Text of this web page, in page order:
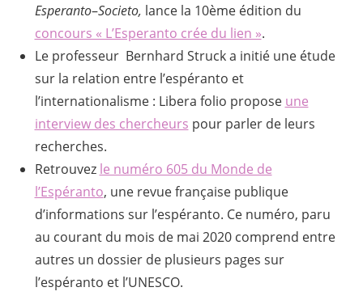
Esperanto–Societo, lance la 10ème édition du
concours « L’Esperanto crée du lien ».
Le professeur Bernhard Struck a initié une étude
sur la relation entre l’espéranto et
l’internationalisme : Libera folio propose une
interview des chercheurs pour parler de leurs
recherches.
Retrouvez le numéro 605 du Monde de
l’Espéranto, une revue française publique
d’informations sur l’espéranto. Ce numéro, paru
au courant du mois de mai 2020 comprend entre
autres un dossier de plusieurs pages sur
l’espéranto et l’UNESCO.